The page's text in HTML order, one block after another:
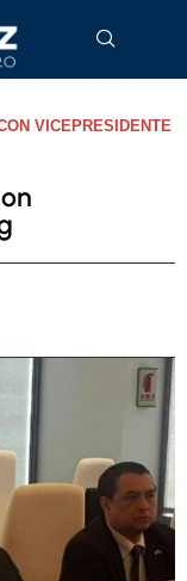
VICEPRESIDENTE